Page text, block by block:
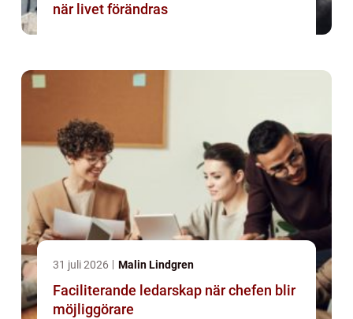
när livet förändras
31 juli 2026 Malin Lindgren
Faciliterande ledarskap när chefen blir
möjliggörare